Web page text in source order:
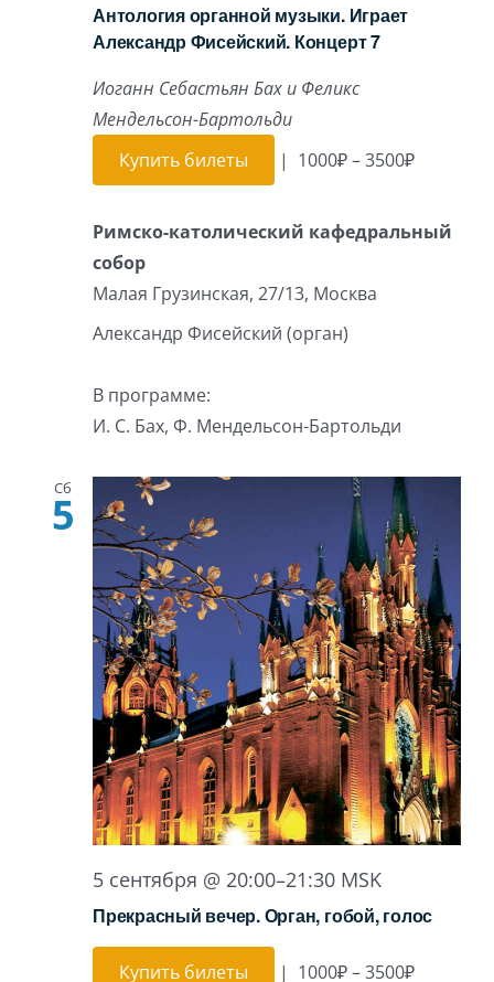
Антология органной музыки. Играет
Александр Фисейский. Концерт 7
Иоганн Себастьян Бах и Феликс
Мендельсон-Бартольди
Купить билеты
| 1000₽ – 3500₽
Римско-католический кафедральный
собор
Малая Грузинская, 27/13, Москва
Александр Фисейский (орган)
В программе:
И. С. Бах, Ф. Мендельсон-Бартольди
Сб
5
5 сентября @ 20:00–21:30 MSK
Прекрасный вечер. Орган, гобой, голос
Купить билеты | 1000₽ – 3500₽